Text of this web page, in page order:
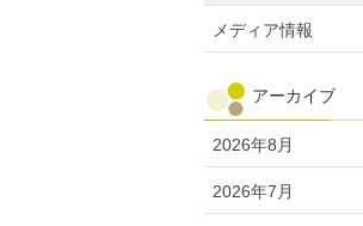
メディア情報
アーカイブ
2026年8月
2026年7月